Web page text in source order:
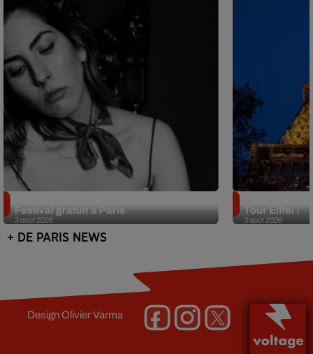
3 août 2026
Festival gratuit à Paris
3 août 2026
Tour Eiffel !
+ DE PARIS NEWS
DesignOlivier Varma